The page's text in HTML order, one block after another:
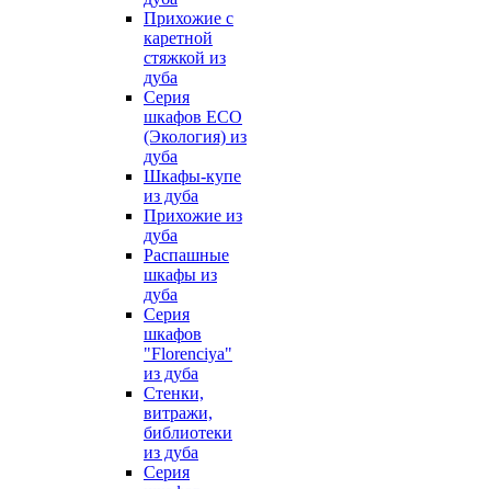
Прихожие с
каретной
стяжкой из
дуба
Серия
шкафов ECO
(Экология) из
дуба
Шкафы-купе
из дуба
Прихожие из
дуба
Распашные
шкафы из
дуба
Серия
шкафов
"Florenciya"
из дуба
Стенки,
витражи,
библиотеки
из дуба
Серия